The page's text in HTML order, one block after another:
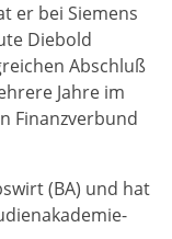
er bei Siemens
Diebold
Abschluß
Jahre im
Finanzverbund
(BA) und hat